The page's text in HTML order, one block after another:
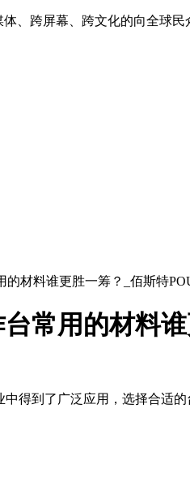
、跨屏幕、跨文化的向全球
材料谁更胜一筹？_佰斯特
常用的材料谁
得到了广泛应用，选择合适